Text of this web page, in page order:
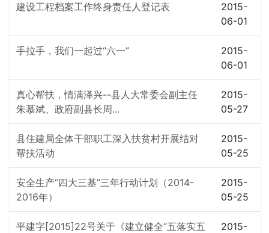
建设工程档案工作终身责任人登记表
2015-
06-01
手拉手，我们一起过“六一”
2015-
06-01
真心帮扶，情满泽兴--县人大常委会副主任
朱慕斌、政府副县长周...
2015-
05-27
县住建局全体干部职工深入扶贫村开展结对
帮扶活动
2015-
05-25
安全生产“四大三基”三年行动计划（2014-
2016年）
2015-
05-25
平建字[2015]22号关于《建立健全“五落实五
2015-